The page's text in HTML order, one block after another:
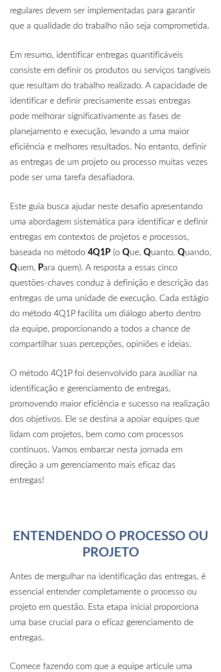
regulares devem ser implementadas para garantir
que a qualidade do trabalho não seja comprometida.
Em resumo, identificar entregas quantificáveis
consiste em definir os produtos ou serviços tangíveis
que resultam do trabalho realizado. A capacidade de
identificar e definir precisamente essas entregas
pode melhorar significativamente as fases de
planejamento e execução, levando a uma maior
eficiência e melhores resultados. No entanto, definir
as entregas de um projeto ou processo muitas vezes
pode ser uma tarefa desafiadora.
Este guia busca ajudar neste desafio apresentando
uma abordagem sistemática para identificar e definir
entregas em contextos de projetos e processos,
baseada no método 4Q1P (o Que, Quanto, Quando,
Quem, Para quem). A resposta a essas cinco
questões-chaves conduz à definição e descrição das
entregas de uma unidade de execução. Cada estágio
do método 4Q1P facilita um diálogo aberto dentro
da equipe, proporcionando a todos a chance de
compartilhar suas percepções, opiniões e ideias.
O método 4Q1P foi desenvolvido para auxiliar na
identificação e gerenciamento de entregas,
promovendo maior eficiência e sucesso na realização
dos objetivos. Ele se destina a apoiar equipes que
lidam com projetos, bem como com processos
contínuos. Vamos embarcar nesta jornada em
direção a um gerenciamento mais eficaz das
entregas!
ENTENDENDO O PROCESSO OU
PROJETO
Antes de mergulhar na identificação das entregas, é
essencial entender completamente o processo ou
projeto em questão. Esta etapa inicial proporciona
uma base crucial para o eficaz gerenciamento de
entregas.
Comece fazendo com que a equipe articule uma